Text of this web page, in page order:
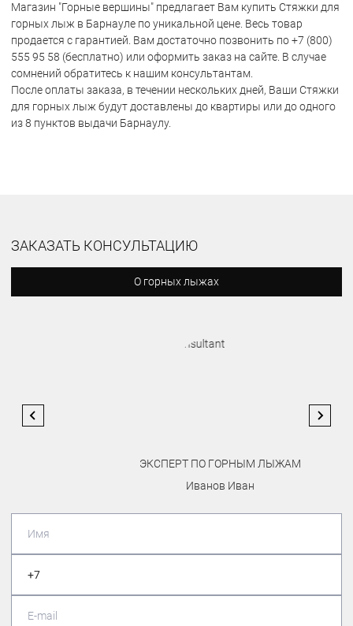
Магазин "Горные вершины" предлагает Вам купить Стяжки для
горных лыж в Барнауле по уникальной цене. Весь товар
продается с гарантией. Вам достаточно позвонить по +7 (800)
555 95 58 (бесплатно) или оформить заказ на сайте. В случае
сомнений обратитесь к нашим консультантам.
После оплаты заказа, в течении нескольких дней, Ваши Стяжки
для горных лыж будут доставлены до квартиры или до одного
из 8 пунктов выдачи Барнаулу.
ЗАКАЗАТЬ КОНСУЛЬТАЦИЮ
О горных лыжах
ЭКСПЕРТ ПО ГОРНЫМ ЛЫЖАМ
Иванов Иван